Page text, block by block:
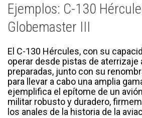
Ejemplos: C-130
Globemaster III
El C-130 Hércules, con su
operar desde pistas de aterrizaje
preparadas, junto con su
para llevar a cabo una amplia
ejemplifica el epítome de un
militar robusto y duradero,
los anales de la historia de la